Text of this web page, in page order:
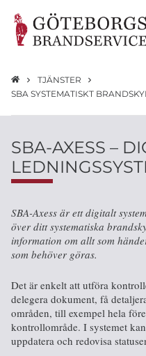
TJÄNSTER
SBA SYSTEMATISKT
SBA-AXESS –
SBA-Axess är ett digitalt
över ditt systematiska
information om allt som
som behöver göras.
Det är enkelt att utföra
delegera dokument, få
områden, till exempel hela
kontrollområde. I systemet
uppdatera och redovisa